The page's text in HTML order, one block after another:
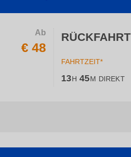
Ab
€ 48
RÜCKFAHRT
FAHRTZEIT*
13H 45M DIREKT